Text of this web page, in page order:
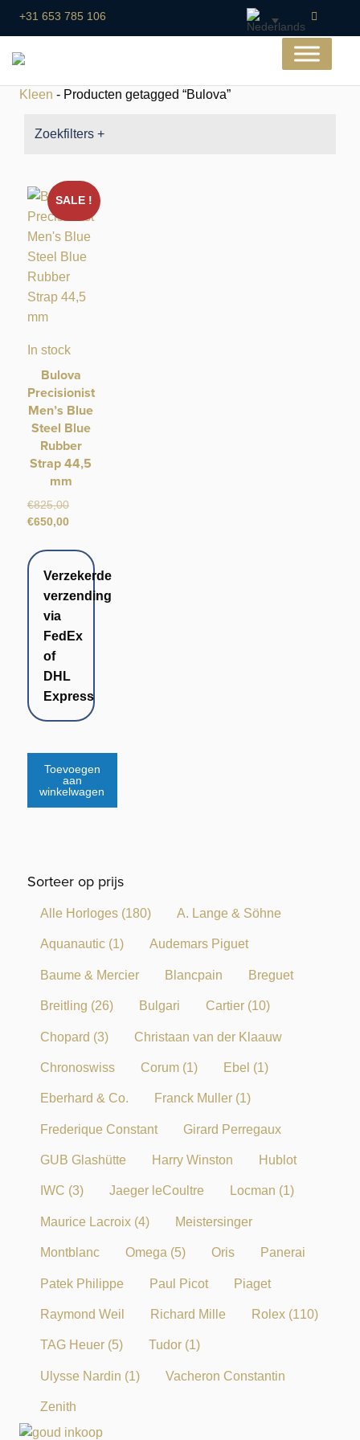
+31 653 785 106
Kleen - Producten getagged “Bulova”
Sorteer op prijs
Alle Horloges (180) A. Lange & Söhne
Aquanautic (1) Audemars Piguet
Baume & Mercier Blancpain Breguet
Breitling (26) Bulgari Cartier (10)
Chopard (3) Christaan van der Klaauw
Chronoswiss Corum (1) Ebel (1)
Eberhard & Co. Franck Muller (1)
Frederique Constant Girard Perregaux
GUB Glashütte Harry Winston Hublot
IWC (3) Jaeger leCoultre Locman (1)
Maurice Lacroix (4) Meistersinger
Montblanc Omega (5) Oris Panerai
Patek Philippe Paul Picot Piaget
Raymond Weil Richard Mille Rolex (110)
TAG Heuer (5) Tudor (1)
Ulysse Nardin (1) Vacheron Constantin
Zenith
Zoekfilters +
SALE !
In stock
Bulova
Precisionist
Men’s Blue
Steel Blue
Rubber
Strap 44,5
mm
€825,00Oorspronkelijke
prijs
€825,00.
€650,00Huidige
is:
€650,00.
Verzekerde
verzending
via
FedEx
of
DHL
Express
Toevoegen
aan
winkelwagen